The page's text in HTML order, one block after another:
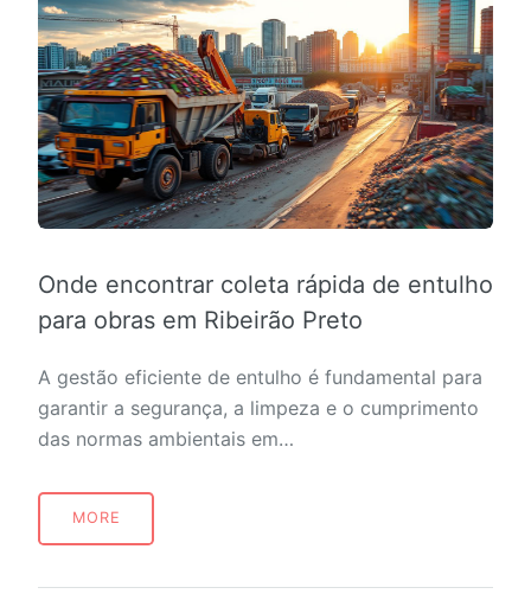
Onde encontrar coleta rápida de entulho
para obras em Ribeirão Preto
A gestão eficiente de entulho é fundamental para
garantir a segurança, a limpeza e o cumprimento
das normas ambientais em…
MORE